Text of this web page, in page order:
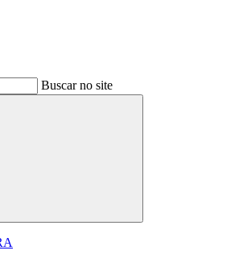
Buscar no site
Buscar